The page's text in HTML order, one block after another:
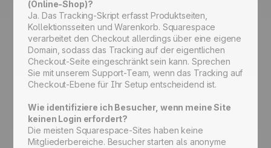
(Online-Shop)?
Ja. Das Tracking-Skript erfasst Produktseiten,
Kollektionsseiten und Warenkorb. Squarespace
verarbeitet den Checkout allerdings über eine eigene
Domain, sodass das Tracking auf der eigentlichen
Checkout-Seite eingeschränkt sein kann. Sprechen
Sie mit unserem Support-Team, wenn das Tracking auf
Checkout-Ebene für Ihr Setup entscheidend ist.
Wie identifiziere ich Besucher, wenn meine Site
keinen Login erfordert?
Die meisten Squarespace-Sites haben keine
Mitgliederbereiche. Besucher starten als anonyme